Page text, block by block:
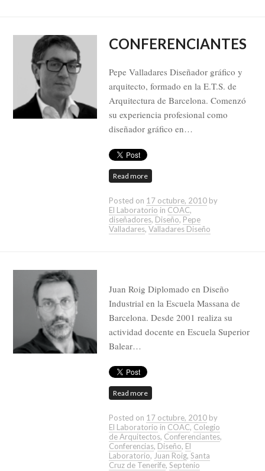
CONFERENCIANTES
Pepe Valladares Diseñador gráfico y
arquitecto, formado en la E.T.S. de
Arquitectura de Barcelona. Comenzó
su experiencia profesional como
diseñador gráfico en…
Read more
Posted on 17 octubre, 2010by
El Laboratorio in COAC,
diseñadores, Diseño, Pepe
Valladares, Valladares Diseño
Juan Roig Diplomado en Diseño
Industrial en la Escuela Massana de
Barcelona. Desde 2001 realiza su
actividad docente en Escuela Superior
Balear…
Read more
Posted on 17 octubre, 2010by
El Laboratorio in COAC, Colegio
de Arquitectos, Conferenciantes,
Conferencias, Diseño, El
Laboratorio, Juan Roig, Santa
Cruz de Tenerife, Septenio